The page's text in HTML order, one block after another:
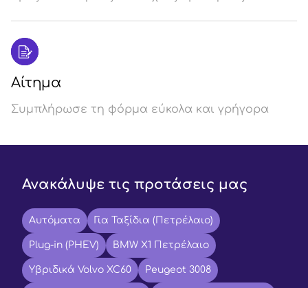
Αίτημα
Συμπλήρωσε τη φόρμα εύκολα και γρήγορα
Ανακάλυψε τις προτάσεις μας
Αυτόματα Για Ταξίδια (Πετρέλαιο)
Plug-in (PHEV) BMW X1 Πετρέλαιο
Υβριδικά Volvo XC60 Peugeot 3008